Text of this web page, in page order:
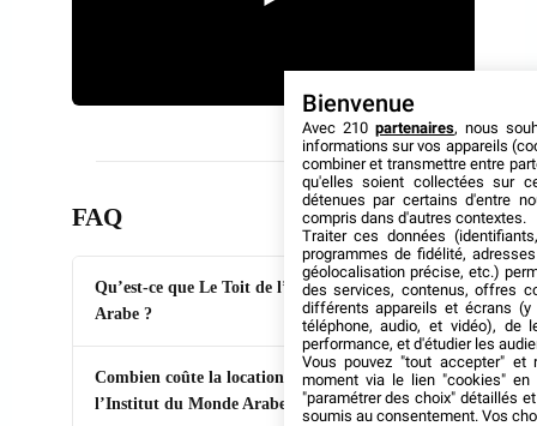
Regarder sur YouTube ↗
FAQ
Qu’est-ce que Le Toit de l’Institut du Monde
Arabe ?
+
Combien coûte la location du Toit de
l’Institut du Monde Arabe ?
+
Bienvenue
Avec 210 partenaires, nous
informations sur vos appareils
combiner et transmettre entre
qu'elles soient collectées sur
détenues par certains d'entre
compris dans d'autres contextes.
Traiter ces données
programmes de fidélité,
géolocalisation précise, etc.)
des services, contenus, offres
différents appareils et écrans (y
téléphone, audio, et vidéo), de
performance, et d'étudier les
Vous pouvez "tout accepter" et
moment via le lien "cookies" en
"paramétrer des choix" détaillés
soumis au consentement. Vos